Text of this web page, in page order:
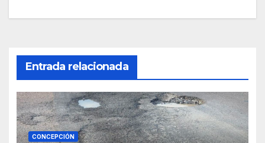
entradas
Entrada relacionada
CONCEPCIÓN